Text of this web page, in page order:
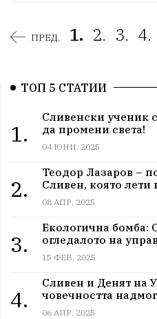
ПРЕД. 1. 2. 3. 4.
ТОП 5 СТАТИИ
1.
Сливенски ученик
да промени света!
04 ЮНИ, 2025
2.
Теодор Лазаров –
Сливен, която
08 АПР, 2025
3.
Екологична бомба:
огледалото на
15 ФЕВ, 2025
4.
Сливен и Денят на
човечността
06 АПР, 2025